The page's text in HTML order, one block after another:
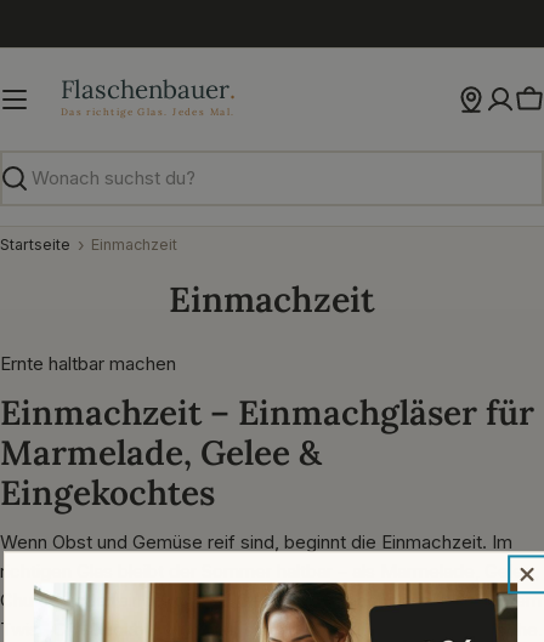
Inhalt
Suchen
Startseite Einmachzeit
Einmachzeit
Ernte haltbar machen
Einmachzeit – Einmachgläser für
Marmelade, Gelee &
Eingekochtes
Wenn Obst und Gemüse reif sind, beginnt die Einmachzeit. Im
richtigen Glas bleibt der Sommer haltbar – als Marmelade, Gelee,
Chutney oder eingekochtes Gemüse. Einmachgläser mit dichtem
Twist-Off-Deckel sorgen für sicheres Vakuum und lange Frische.